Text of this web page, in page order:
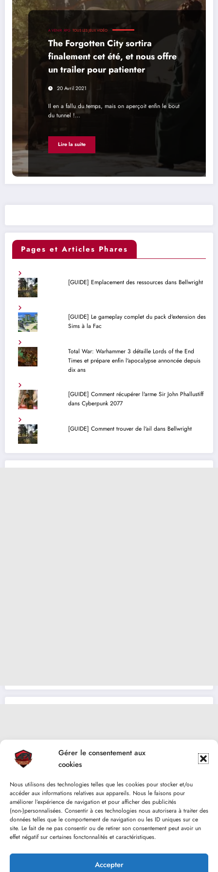
Gérer le consentement aux
cookies
Nous utilisons des technologies telles que les cookies pour stocker et/ou
accéder aux informations relatives aux appareils. Nous le faisons pour
améliorer l’expérience de navigation et pour afficher des publicités
(non-)personnalisées. Consentir à ces technologies nous autorisera à traiter des
données telles que le comportement de navigation ou les ID uniques sur ce
site. Le fait de ne pas consentir ou de retirer son consentement peut avoir un
effet négatif sur certaines fonctonnalités et caractéristiques.
Accepter
A VENIR RPG TOUS LES JEUX VIDÉO
The Forgotten City sortira
finalement cet été, et nous offre
un trailer pour patienter
20 Avril 2021
Il en a fallu du temps, mais on aperçoit enfin le bout
du tunnel !…
Lire la suite
Pages et Articles Phares
[GUIDE] Emplacement des ressources dans Bellwright
[GUIDE] Le gameplay complet du pack d'extension des
Sims à la Fac
Total War: Warhammer 3 détaille Lords of the End
Times et prépare enfin l'apocalypse annoncée depuis
dix ans
[GUIDE] Comment récupérer l'arme Sir John Phallustiff
dans Cyberpunk 2077
[GUIDE] Comment trouver de l'ail dans Bellwright